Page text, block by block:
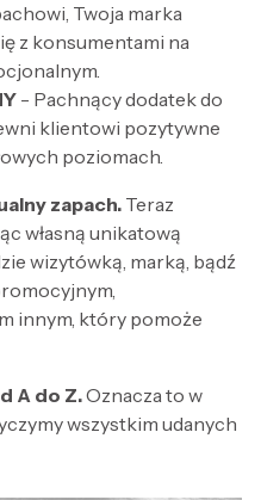
Twoja marka
z konsumentami na
- Pachnący dodatek do
klientowi pozytywne
poziomach.
zapach. Teraz
własną unikatową
wizytówką, marką, bądź
innym, który pomoże
A do Z.Oznacza to w
wszystkim udanych